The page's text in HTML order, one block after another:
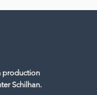
production
Schilhan.